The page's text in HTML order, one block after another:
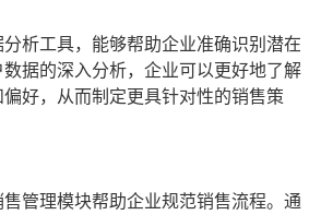
析工具，能够帮助企业准确识别潜在
据的深入分析，企业可以更好地了解
好，从而制定更具针对性的销售策
管理模块帮助企业规范销售流程。通